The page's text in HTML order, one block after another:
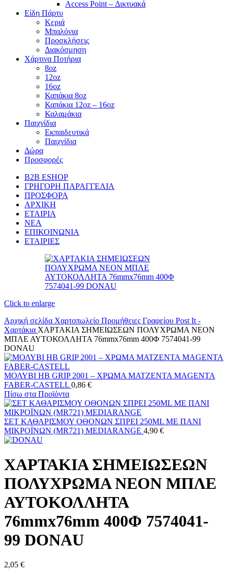
Access Point – Δικτυακά
Είδη Πάρτυ
Κεριά
Μπαλόνια
Προσκλήσεις
Διακόσμηση
Χάρτινα Ποτήρια
8oz
12oz
16oz
Καπάκια 8oz
Καπάκια 12oz – 16oz
Καλαμάκια
Παιχνίδια
Εκπαιδευτικά
Παιχνίδια
Δώρα
Προσφορές
B2B ESHOP
ΓΡΗΓΟΡΗ ΠΑΡΑΓΓΕΛΙΑ
ΠΡΟΣΦΟΡΑ
ΑΡΧΙΚΗ
ΕΤΑΙΡΙΑ
ΝΕΑ
ΕΠΙΚΟΙΝΩΝΙΑ
ΕΤΑΙΡΙΕΣ
Click to enlarge
Αρχική σελίδα Χαρτοπωλείο Προμήθειες Γραφείου Post It -
Χαρτάκια ΧΑΡΤΑΚΙΑ ΣΗΜΕΙΩΣΕΩΝ ΠΟΛΥΧΡΩΜΑ ΝΕΟΝ
ΜΠΛΕ ΑΥΤΟΚΟΛΛΗΤΑ 76mmx76mm 400Φ 7574041-99
DONAU
ΜΟΛΥΒΙ HB GRIP 2001 – ΧΡΩΜΑ ΜΑΤΖΕΝΤΑ MAGENTA
FABER-CASTELL 0,86 €
Πίσω στα Προϊόντα
ΣΕΤ ΚΑΘΑΡΙΣΜΟΥ ΟΘΟΝΩΝ ΣΠΡΕΙ 250ML ΜΕ ΠΑΝΙ
ΜΙΚΡΟΪΝΩΝ (MR721) MEDIARANGE 4,90 €
ΧΑΡΤΑΚΙΑ ΣΗΜΕΙΩΣΕΩΝ
ΠΟΛΥΧΡΩΜΑ ΝΕΟΝ ΜΠΛΕ
ΑΥΤΟΚΟΛΛΗΤΑ
76mmx76mm 400Φ 7574041-
99 DONAU
2,05 €